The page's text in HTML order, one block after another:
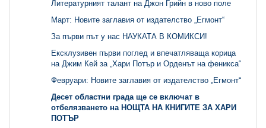
Литературният талант на Джон Грийн в ново поле
Март: Новите заглавия от издателство „Егмонт“
За първи път у нас НАУКАТА В КОМИКСИ!
Ексклузивен първи поглед и впечатляваща корица
на Джим Кей за „Хари Потър и Орденът на феникса“
Февруари: Новите заглавия от издателство „Егмонт“
Десет областни града ще се включат в
отбелязването на НОЩТА НА КНИГИТЕ ЗА ХАРИ
ПОТЪР